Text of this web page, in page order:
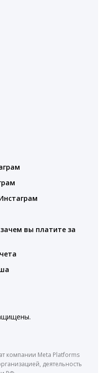
вы платите за
компании Meta Platforms
деятельность